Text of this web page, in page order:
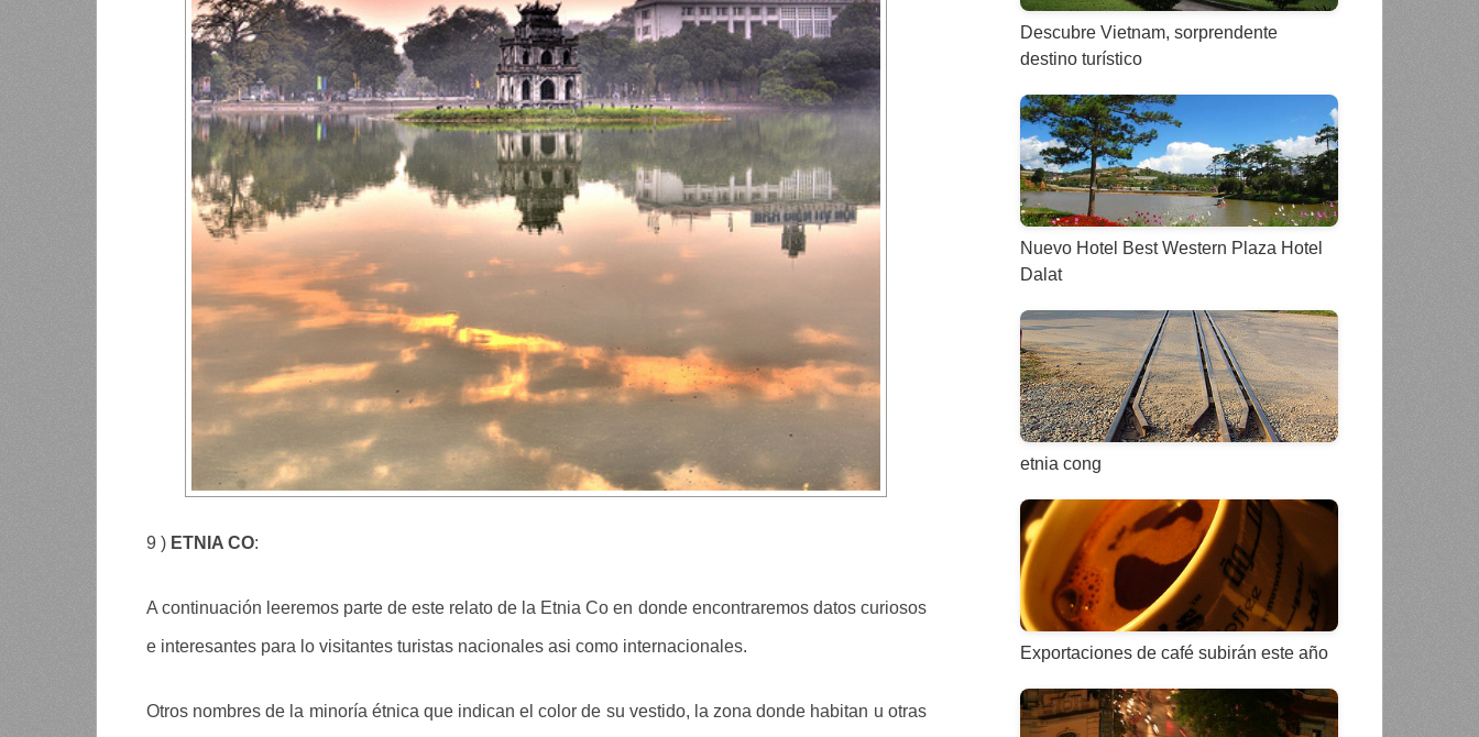
9 ) ETNIA CO:
A continuación leeremos parte de este relato de la Etnia Co en donde encontraremos datos curiosos
e interesantes para lo visitantes turistas nacionales asi como internacionales.
Otros nombres de la minoría étnica que indican el color de su vestido, la zona donde habitan u otras
Descubre Vietnam, sorprendente
destino turístico
Nuevo Hotel Best Western Plaza Hotel
Dalat
etnia cong
Exportaciones de café subirán este año